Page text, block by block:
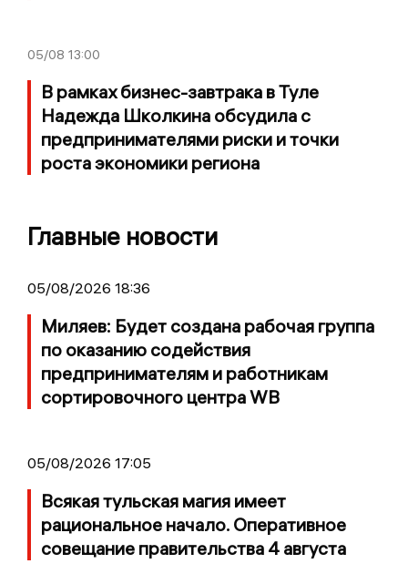
05/08 13:00
В рамках бизнес-завтрака в Туле
Надежда Школкина обсудила с
предпринимателями риски и точки
роста экономики региона
Главные новости
05/08/2026 18:36
Миляев: Будет создана рабочая группа
по оказанию содействия
предпринимателям и работникам
сортировочного центра WB
05/08/2026 17:05
Всякая тульская магия имеет
рациональное начало. Оперативное
совещание правительства 4 августа